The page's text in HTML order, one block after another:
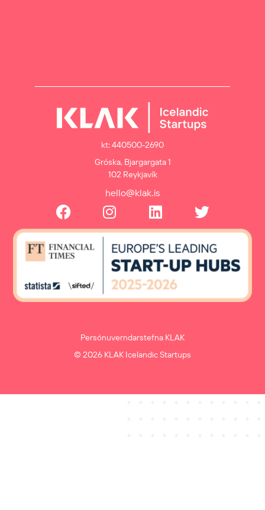
kt: 440500-2690
Gróska, Bjargargata 1
102 Reykjavík
hello@klak.is
© 2026 KLAK Icelandic Startups
Persónuverndarstefna KLAK